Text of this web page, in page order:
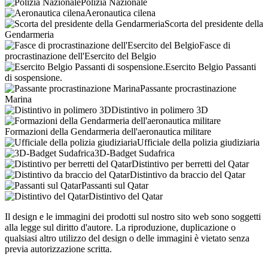
Polizia Nazionale
Aeronautica cilena
Scorta del presidente della
Gendarmeria
Fasce di
procrastinazione dell'Esercito del Belgio
Esercito Belgio Passanti
di sospensione.
Passante procrastinazione
Marina
Distintivo in polimero 3D
Formazioni della Gendarmeria dell'aeronautica militare
Ufficiale della polizia giudiziaria
3D-Badget Sudafrica
Distintivo per berretti del Qatar
Distintivo da braccio del Qatar
Passanti sul Qatar
Distintivo del Qatar
Il design e le immagini dei prodotti sul nostro sito web sono soggetti
alla legge sul diritto d'autore. La riproduzione, duplicazione o
qualsiasi altro utilizzo del design o delle immagini è vietato senza
previa autorizzazione scritta.